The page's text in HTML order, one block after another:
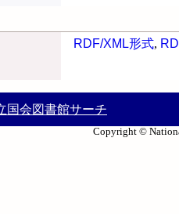
RDF/XML形式,
国会図書館サーチ
Copyright ©